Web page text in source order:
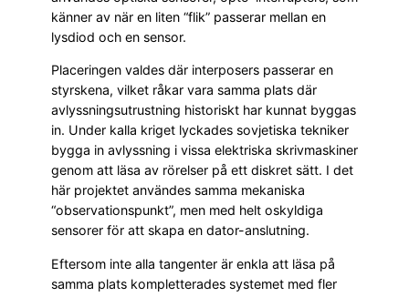
känner av när en liten “flik” passerar mellan en
lysdiod och en sensor.
Placeringen valdes där interposers passerar en
styrskena, vilket råkar vara samma plats där
avlyssningsutrustning historiskt har kunnat byggas
in. Under kalla kriget lyckades sovjetiska tekniker
bygga in avlyssning i vissa elektriska skrivmaskiner
genom att läsa av rörelser på ett diskret sätt. I det
här projektet användes samma mekaniska
“observationspunkt”, men med helt oskyldiga
sensorer för att skapa en dator-anslutning.
Eftersom inte alla tangenter är enkla att läsa på
samma plats kompletterades systemet med fler